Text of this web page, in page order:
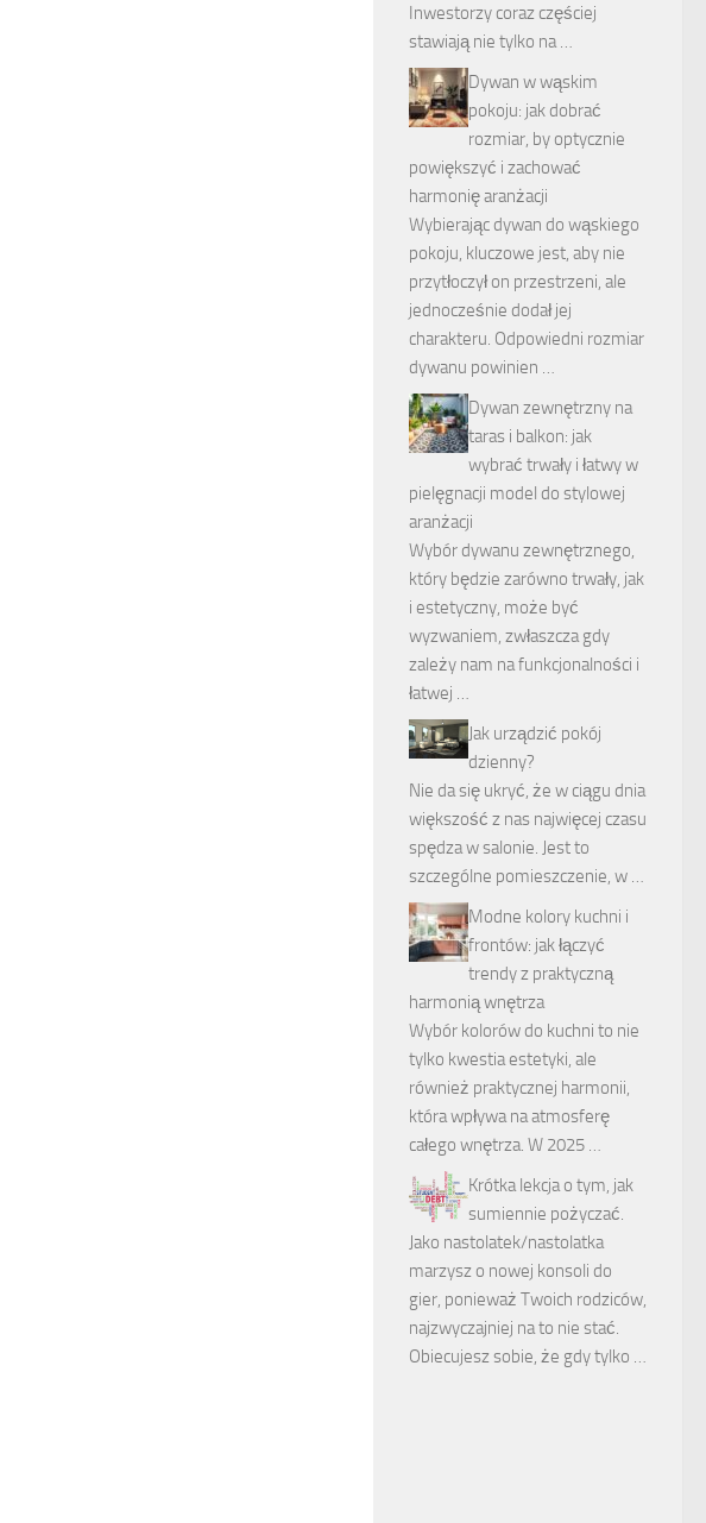
Inwestorzy coraz częściej
stawiają nie tylko na …
Dywan w wąskim
pokoju: jak dobrać
rozmiar, by optycznie
powiększyć i zachować
harmonię aranżacji
Wybierając dywan do wąskiego
pokoju, kluczowe jest, aby nie
przytłoczył on przestrzeni, ale
jednocześnie dodał jej
charakteru. Odpowiedni rozmiar
dywanu powinien …
Dywan zewnętrzny na
taras i balkon: jak
wybrać trwały i łatwy w
pielęgnacji model do stylowej
aranżacji
Wybór dywanu zewnętrznego,
który będzie zarówno trwały, jak
i estetyczny, może być
wyzwaniem, zwłaszcza gdy
zależy nam na funkcjonalności i
łatwej …
Jak urządzić pokój
dzienny?
Nie da się ukryć, że w ciągu dnia
większość z nas najwięcej czasu
spędza w salonie. Jest to
szczególne pomieszczenie, w …
Modne kolory kuchni i
frontów: jak łączyć
trendy z praktyczną
harmonią wnętrza
Wybór kolorów do kuchni to nie
tylko kwestia estetyki, ale
również praktycznej harmonii,
która wpływa na atmosferę
całego wnętrza. W 2025 …
Krótka lekcja o tym, jak
sumiennie pożyczać.
Jako nastolatek/nastolatka
marzysz o nowej konsoli do
gier, ponieważ Twoich rodziców,
najzwyczajniej na to nie stać.
Obiecujesz sobie, że gdy tylko …